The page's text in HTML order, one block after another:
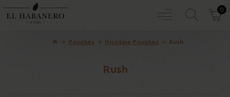
0
Pouches Nicotine Pouches Rush
Rush